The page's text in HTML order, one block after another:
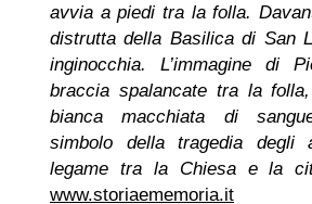
avvia a piedi tra la folla.
distrutta della Basilica di San
inginocchia. L’immagine di
braccia spalancate tra la
bianca macchiata di
simbolo della tragedia degli
legame tra la Chiesa e la
www.storiaememoria.it